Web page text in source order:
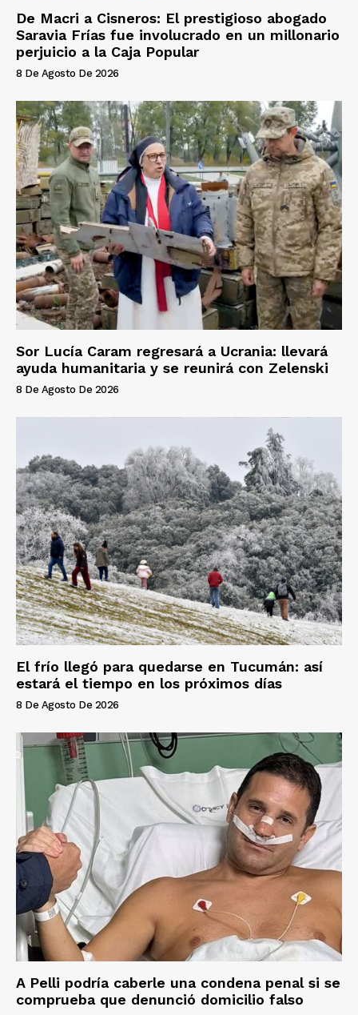
De Macri a Cisneros: El prestigioso abogado
Saravia Frías fue involucrado en un millonario
perjuicio a la Caja Popular
8 De Agosto De 2026
Sor Lucía Caram regresará a Ucrania: llevará
ayuda humanitaria y se reunirá con Zelenski
8 De Agosto De 2026
El frío llegó para quedarse en Tucumán: así
estará el tiempo en los próximos días
8 De Agosto De 2026
A Pelli podría caberle una condena penal si se
comprueba que denunció domicilio falso